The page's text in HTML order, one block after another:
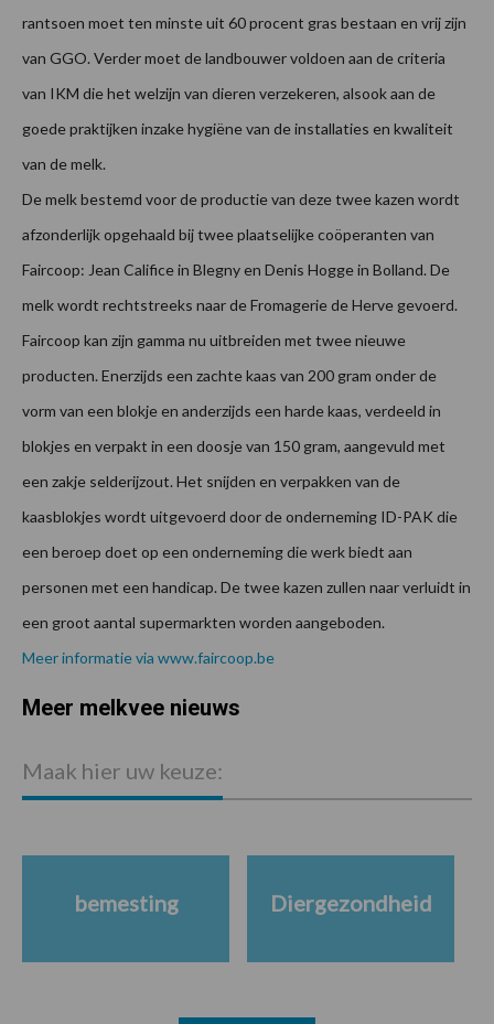
rantsoen moet ten minste uit 60 procent gras bestaan en vrij zijn
van GGO. Verder moet de landbouwer voldoen aan de criteria
van IKM die het welzijn van dieren verzekeren, alsook aan de
goede praktijken inzake hygiëne van de installaties en kwaliteit
van de melk.
De melk bestemd voor de productie van deze twee kazen wordt
afzonderlijk opgehaald bij twee plaatselijke coöperanten van
Faircoop: Jean Califice in Blegny en Denis Hogge in Bolland. De
melk wordt rechtstreeks naar de Fromagerie de Herve gevoerd.
Faircoop kan zijn gamma nu uitbreiden met twee nieuwe
producten. Enerzijds een zachte kaas van 200 gram onder de
vorm van een blokje en anderzijds een harde kaas, verdeeld in
blokjes en verpakt in een doosje van 150 gram, aangevuld met
een zakje selderijzout. Het snijden en verpakken van de
kaasblokjes wordt uitgevoerd door de onderneming ID-PAK die
een beroep doet op een onderneming die werk biedt aan
personen met een handicap. De twee kazen zullen naar verluidt in
een groot aantal supermarkten worden aangeboden.
Meer informatie via www.faircoop.be
Meer melkvee nieuws
Maak hier uw keuze:
bemesting Diergezondheid